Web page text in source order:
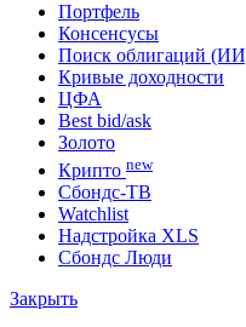
Портфель
Консенсусы
Поиск облигаций
Кривые доходности
ЦФА
Best bid/ask
Золото
Крипто new
Сбондс-ТВ
Watchlist
Надстройка XLS
Сбондс Люди
Закрыть